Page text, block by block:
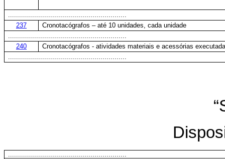
...........................................................
237
Cronotacógrafos – até 10 unidades, cada unidade
...........................................................
240
Cronotacógrafos - atividades materiais e acessórias
...........................................................
...........................................................